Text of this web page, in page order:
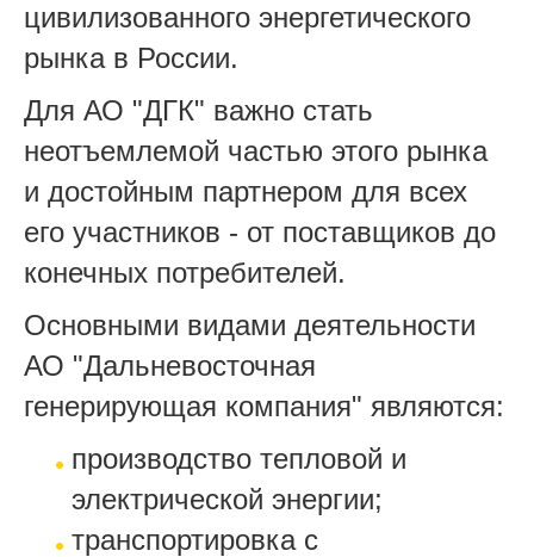
цивилизованного энергетического
рынка в России.
Для АО "ДГК" важно стать
неотъемлемой частью этого рынка
и достойным партнером для всех
его участников - от поставщиков до
конечных потребителей.
Основными видами деятельности
АО "Дальневосточная
генерирующая компания" являются:
производство тепловой и
электрической энергии;
транспортировка с